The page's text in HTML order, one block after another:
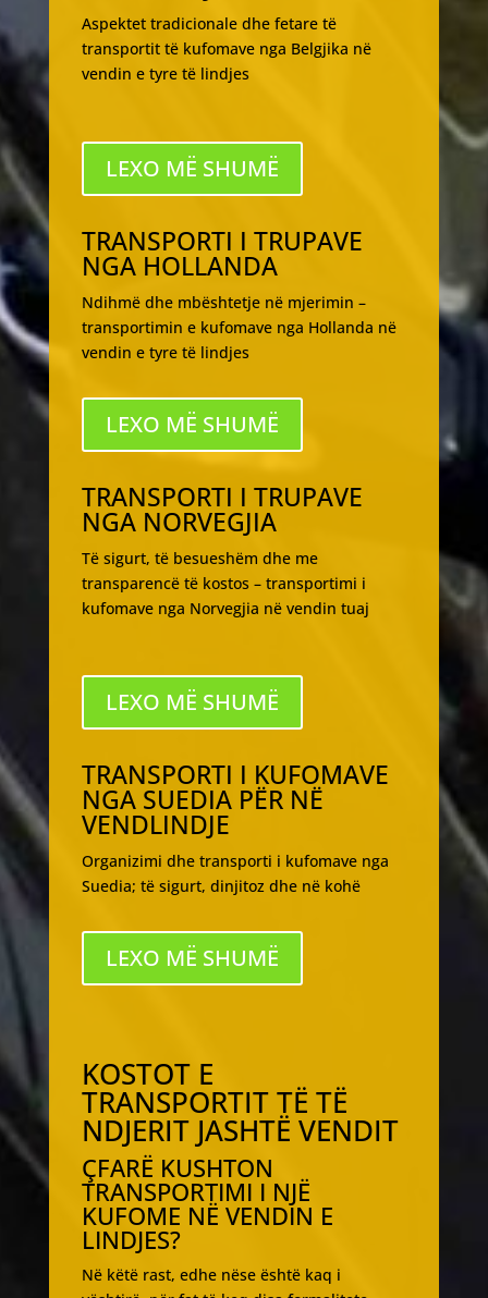
Aspektet tradicionale dhe fetare të
transportit të kufomave nga Belgjika në
vendin e tyre të lindjes
LEXO MË SHUMË
TRANSPORTI I TRUPAVE
NGA HOLLANDA
Ndihmë dhe mbështetje në mjerimin –
transportimin e kufomave nga Hollanda në
vendin e tyre të lindjes
LEXO MË SHUMË
TRANSPORTI I TRUPAVE
NGA NORVEGJIA
Të sigurt, të besueshëm dhe me
transparencë të kostos – transportimi i
kufomave nga Norvegjia në vendin tuaj
LEXO MË SHUMË
TRANSPORTI I KUFOMAVE
NGA SUEDIA PËR NË
VENDLINDJE
Organizimi dhe transporti i kufomave nga
Suedia; të sigurt, dinjitoz dhe në kohë
LEXO MË SHUMË
KOSTOT E
TRANSPORTIT TË TË
NDJERIT JASHTË VENDIT
ÇFARË KUSHTON
TRANSPORTIMI I NJË
KUFOME NË VENDIN E
LINDJES?
Në këtë rast, edhe nëse është kaq i